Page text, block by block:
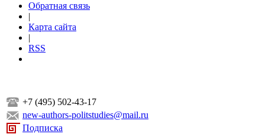
Обратная связь
|
Карта сайта
|
RSS
+7 (495) 502-43-17
new-authors-politstudies@mail.ru
Подписка